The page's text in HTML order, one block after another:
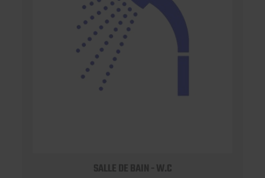
SALLE DE BAIN - W.C